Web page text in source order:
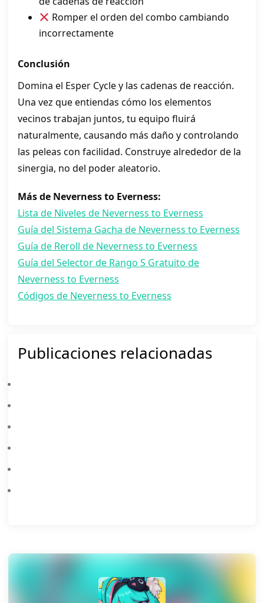
Romper el orden del combo cambiando
incorrectamente
Conclusión
Domina el Esper Cycle y las cadenas de reacción.
Una vez que entiendas cómo los elementos
vecinos trabajan juntos, tu equipo fluirá
naturalmente, causando más daño y controlando
las peleas con facilidad. Construye alrededor de la
sinergia, no del poder aleatorio.
Más de Neverness to Everness:
Lista de Niveles de Neverness to Everness
Guía del Sistema Gacha de Neverness to Everness
Guía de Reroll de Neverness to Everness
Guía del Selector de Rango S Gratuito de
Neverness to Everness
Códigos de Neverness to Everness
Publicaciones relacionadas